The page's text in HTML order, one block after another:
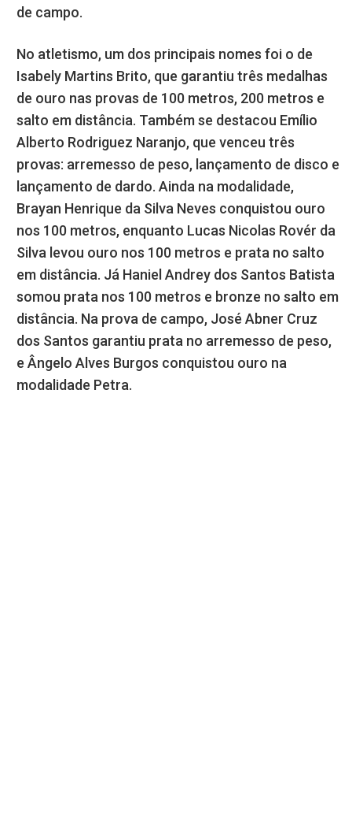
de campo.
No atletismo, um dos principais nomes foi o de
Isabely Martins Brito, que garantiu três medalhas
de ouro nas provas de 100 metros, 200 metros e
salto em distância. Também se destacou Emílio
Alberto Rodriguez Naranjo, que venceu três
provas: arremesso de peso, lançamento de disco e
lançamento de dardo. Ainda na modalidade,
Brayan Henrique da Silva Neves conquistou ouro
nos 100 metros, enquanto Lucas Nicolas Rovér da
Silva levou ouro nos 100 metros e prata no salto
em distância. Já Haniel Andrey dos Santos Batista
somou prata nos 100 metros e bronze no salto em
distância. Na prova de campo, José Abner Cruz
dos Santos garantiu prata no arremesso de peso,
e Ângelo Alves Burgos conquistou ouro na
modalidade Petra.